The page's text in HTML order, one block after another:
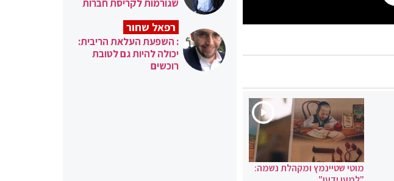
מוטי שטיינמץ ומקהלת נשמה:
שגורמות לקריסת חברות
רפאל שחור
: השפעת העלאת הריבית:
יכולה להיות גם לטובת
רוכשים